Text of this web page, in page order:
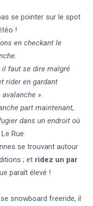
se pointer sur le spot
!
en checkant le
faut se dire malgré
rider en gardant
».
part maintenant,
dans un endroit où
Rue.
se trouvant autour
; et ridez un par
paraît élevé !
snowboard freeride, il